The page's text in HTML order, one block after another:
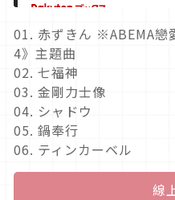
01. 赤ずきん ※ABEMA戀
4》主題曲
02. 七福神
03. 金剛力士像
04. シャドウ
05. 鍋奉行
06. ティンカーベル
線